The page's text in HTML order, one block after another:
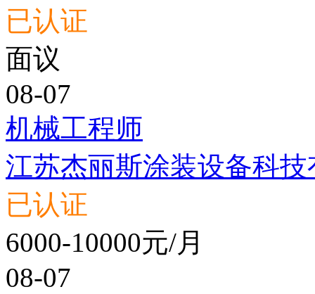
已认证
面议
08-07
机械工程师
江苏杰丽斯涂装设备科
已认证
6000-10000元/月
08-07